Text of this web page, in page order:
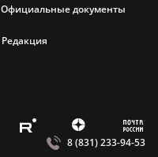
Официальные документы
Редакция
E Z m
8 (831) 233-94-53